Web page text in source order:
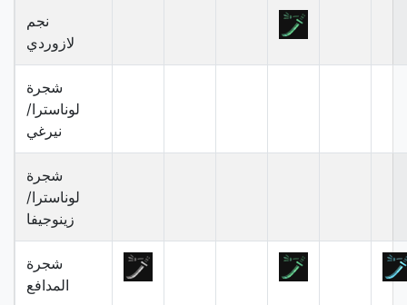
نجم
لازوردي
شجرة
لوناسترا/
نيرغي
شجرة
لوناسترا/
زينوجيفا
شجرة
المدافع